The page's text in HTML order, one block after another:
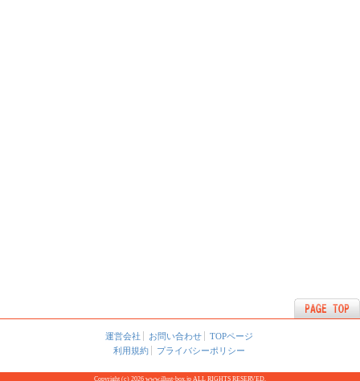
運営会社 お問い合わせ
TOPページ
利用規約
プライバシーポリシー
Copyright (c) 2026 www.illust-box.jp ALL RIGHTS RESERVED.